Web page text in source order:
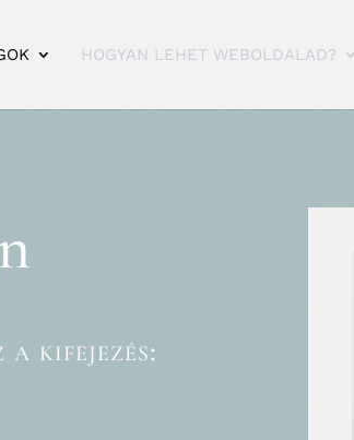
HOGYAN LEHET WEBOLDALAD?
kifejezés: